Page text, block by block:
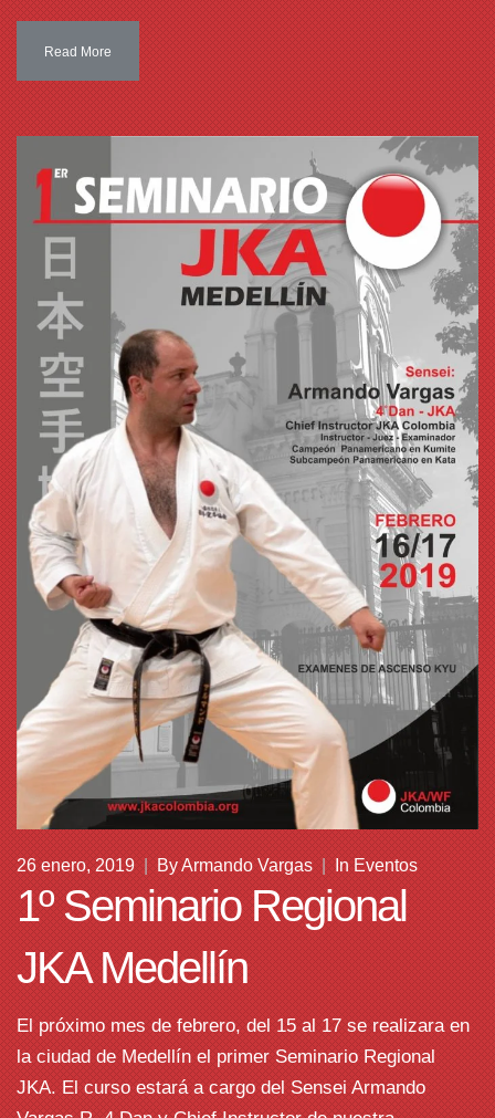
Read More
26 enero, 2019 | ByArmando Vargas | InEventos
1º Seminario Regional
JKA Medellín
El próximo mes de febrero, del 15 al 17 se realizara en
la ciudad de Medellín el primer Seminario Regional
JKA. El curso estará a cargo del Sensei Armando